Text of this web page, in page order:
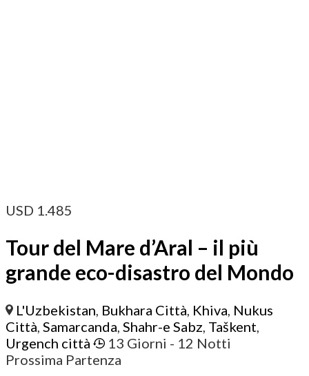
USD 1.485
Tour del Mare d’Aral – il più
grande eco-disastro del Mondo
L'Uzbekistan, Bukhara Città, Khiva, Nukus
Città, Samarcanda, Shahr-e Sabz, Taškent,
Urgench città
13 Giorni - 12 Notti
Prossima Partenza